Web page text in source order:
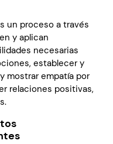
un proceso a través
y aplican
necesarias
establecer y
mostrar empatía por
relaciones positivas,